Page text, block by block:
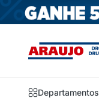
Departamentos